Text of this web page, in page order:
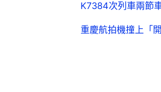
列車出軌 台灣